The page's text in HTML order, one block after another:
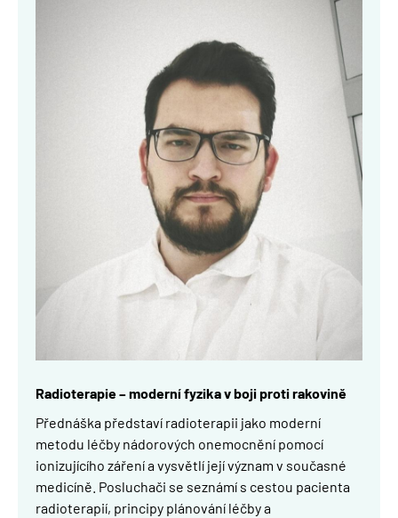
Radioterapie– moderní fyzika v boji proti rakovině
Přednáška představí radioterapii jako moderní
metodu léčby nádorových onemocnění pomocí
ionizujícího záření a vysvětlí její význam v současné
medicíně. Posluchači se seznámí s cestou pacienta
radioterapií, principy plánování léčby a